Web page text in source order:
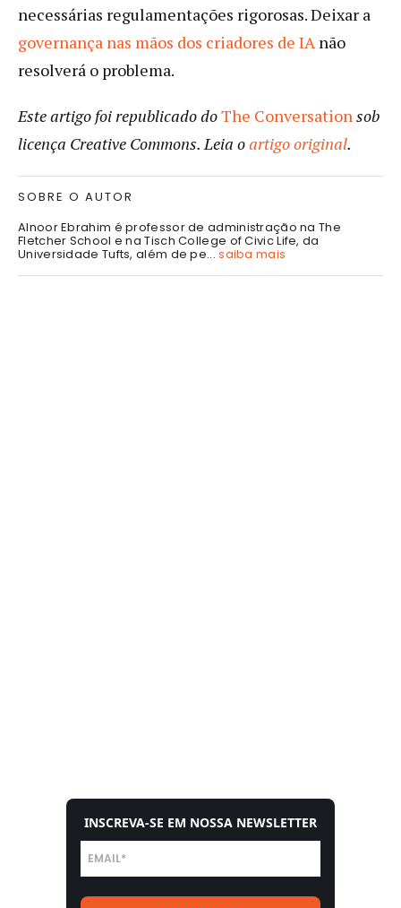
necessárias regulamentações rigorosas. Deixar a
governança nas mãos dos criadores de IAnão
resolverá o problema.
Este artigo foi republicado doThe Conversationsob
licença Creative Commons. Leia oartigo original.
SOBRE O AUTOR
Alnoor Ebrahim é professor de administração na The
Fletcher School e na Tisch College of Civic Life, da
Universidade Tufts, além de pe...saiba mais
INSCREVA-SE EM NOSSA NEWSLETTER